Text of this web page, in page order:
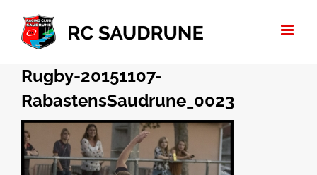
Passer
contenu
Rugby-20151107-
RabastensSaudrune_0023